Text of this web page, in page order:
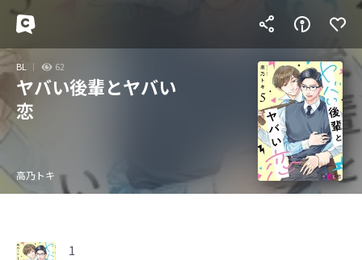
BL 62
ヤバい後輩とヤバい
恋
高乃トキ
1